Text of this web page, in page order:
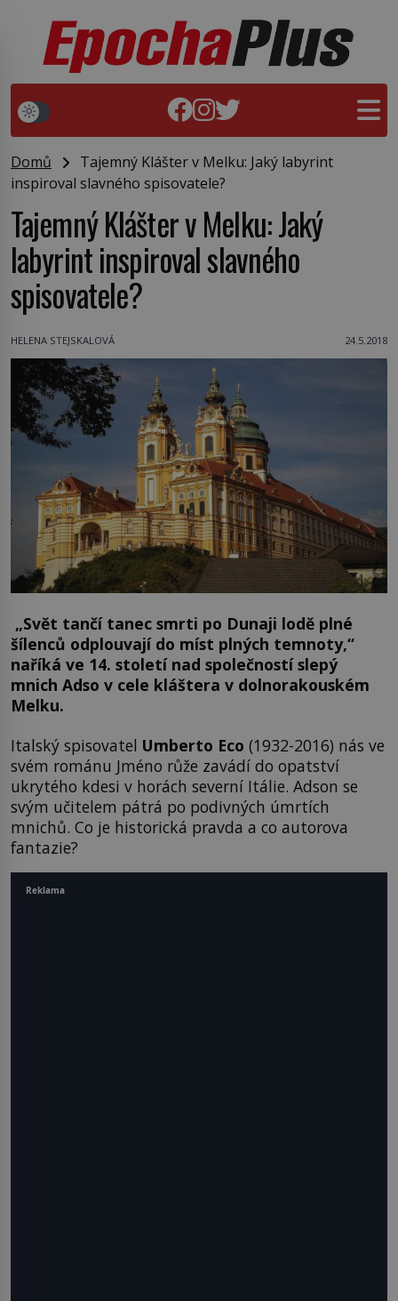
Domů
Tajemný Klášter v Melku: Jaký labyrint
inspiroval slavného spisovatele?
Tajemný Klášter v Melku: Jaký
labyrint inspiroval slavného
spisovatele?
HELENA STEJSKALOVÁ 24.5.2018
„Svět tančí tanec smrti po Dunaji lodě plné
šílenců odplouvají do míst plných temnoty,“
naříká ve 14. století nad společností slepý
mnich Adso v cele kláštera v dolnorakouském
Melku.
Italský spisovatel Umberto Eco (1932-2016) nás ve
svém románu Jméno růže zavádí do opatství
ukrytého kdesi v horách severní Itálie. Adson se
svým učitelem pátrá po podivných úmrtích
mnichů. Co je historická pravda a co autorova
fantazie?
Reklama